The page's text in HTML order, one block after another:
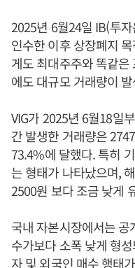
2025년 6월24일 IB(투
인수한 이후 상장폐지
게도 최대주주와 똑같
에도 대규모 거래량이
VIG가 2025년 6월18일
간 발생한 거래량은
73.4%에 달했다. 특히
는 형태가 나타났으며,
2500원 보다 조금 낮게
국내 자본시장에서는
수가보다 소폭 낮게 형
자 및 외국인 매수 행태